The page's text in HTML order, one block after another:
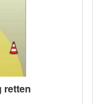
retten